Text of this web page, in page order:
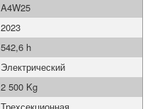
A4W25
2023
542,6 h
Электрический
2 500 Kg